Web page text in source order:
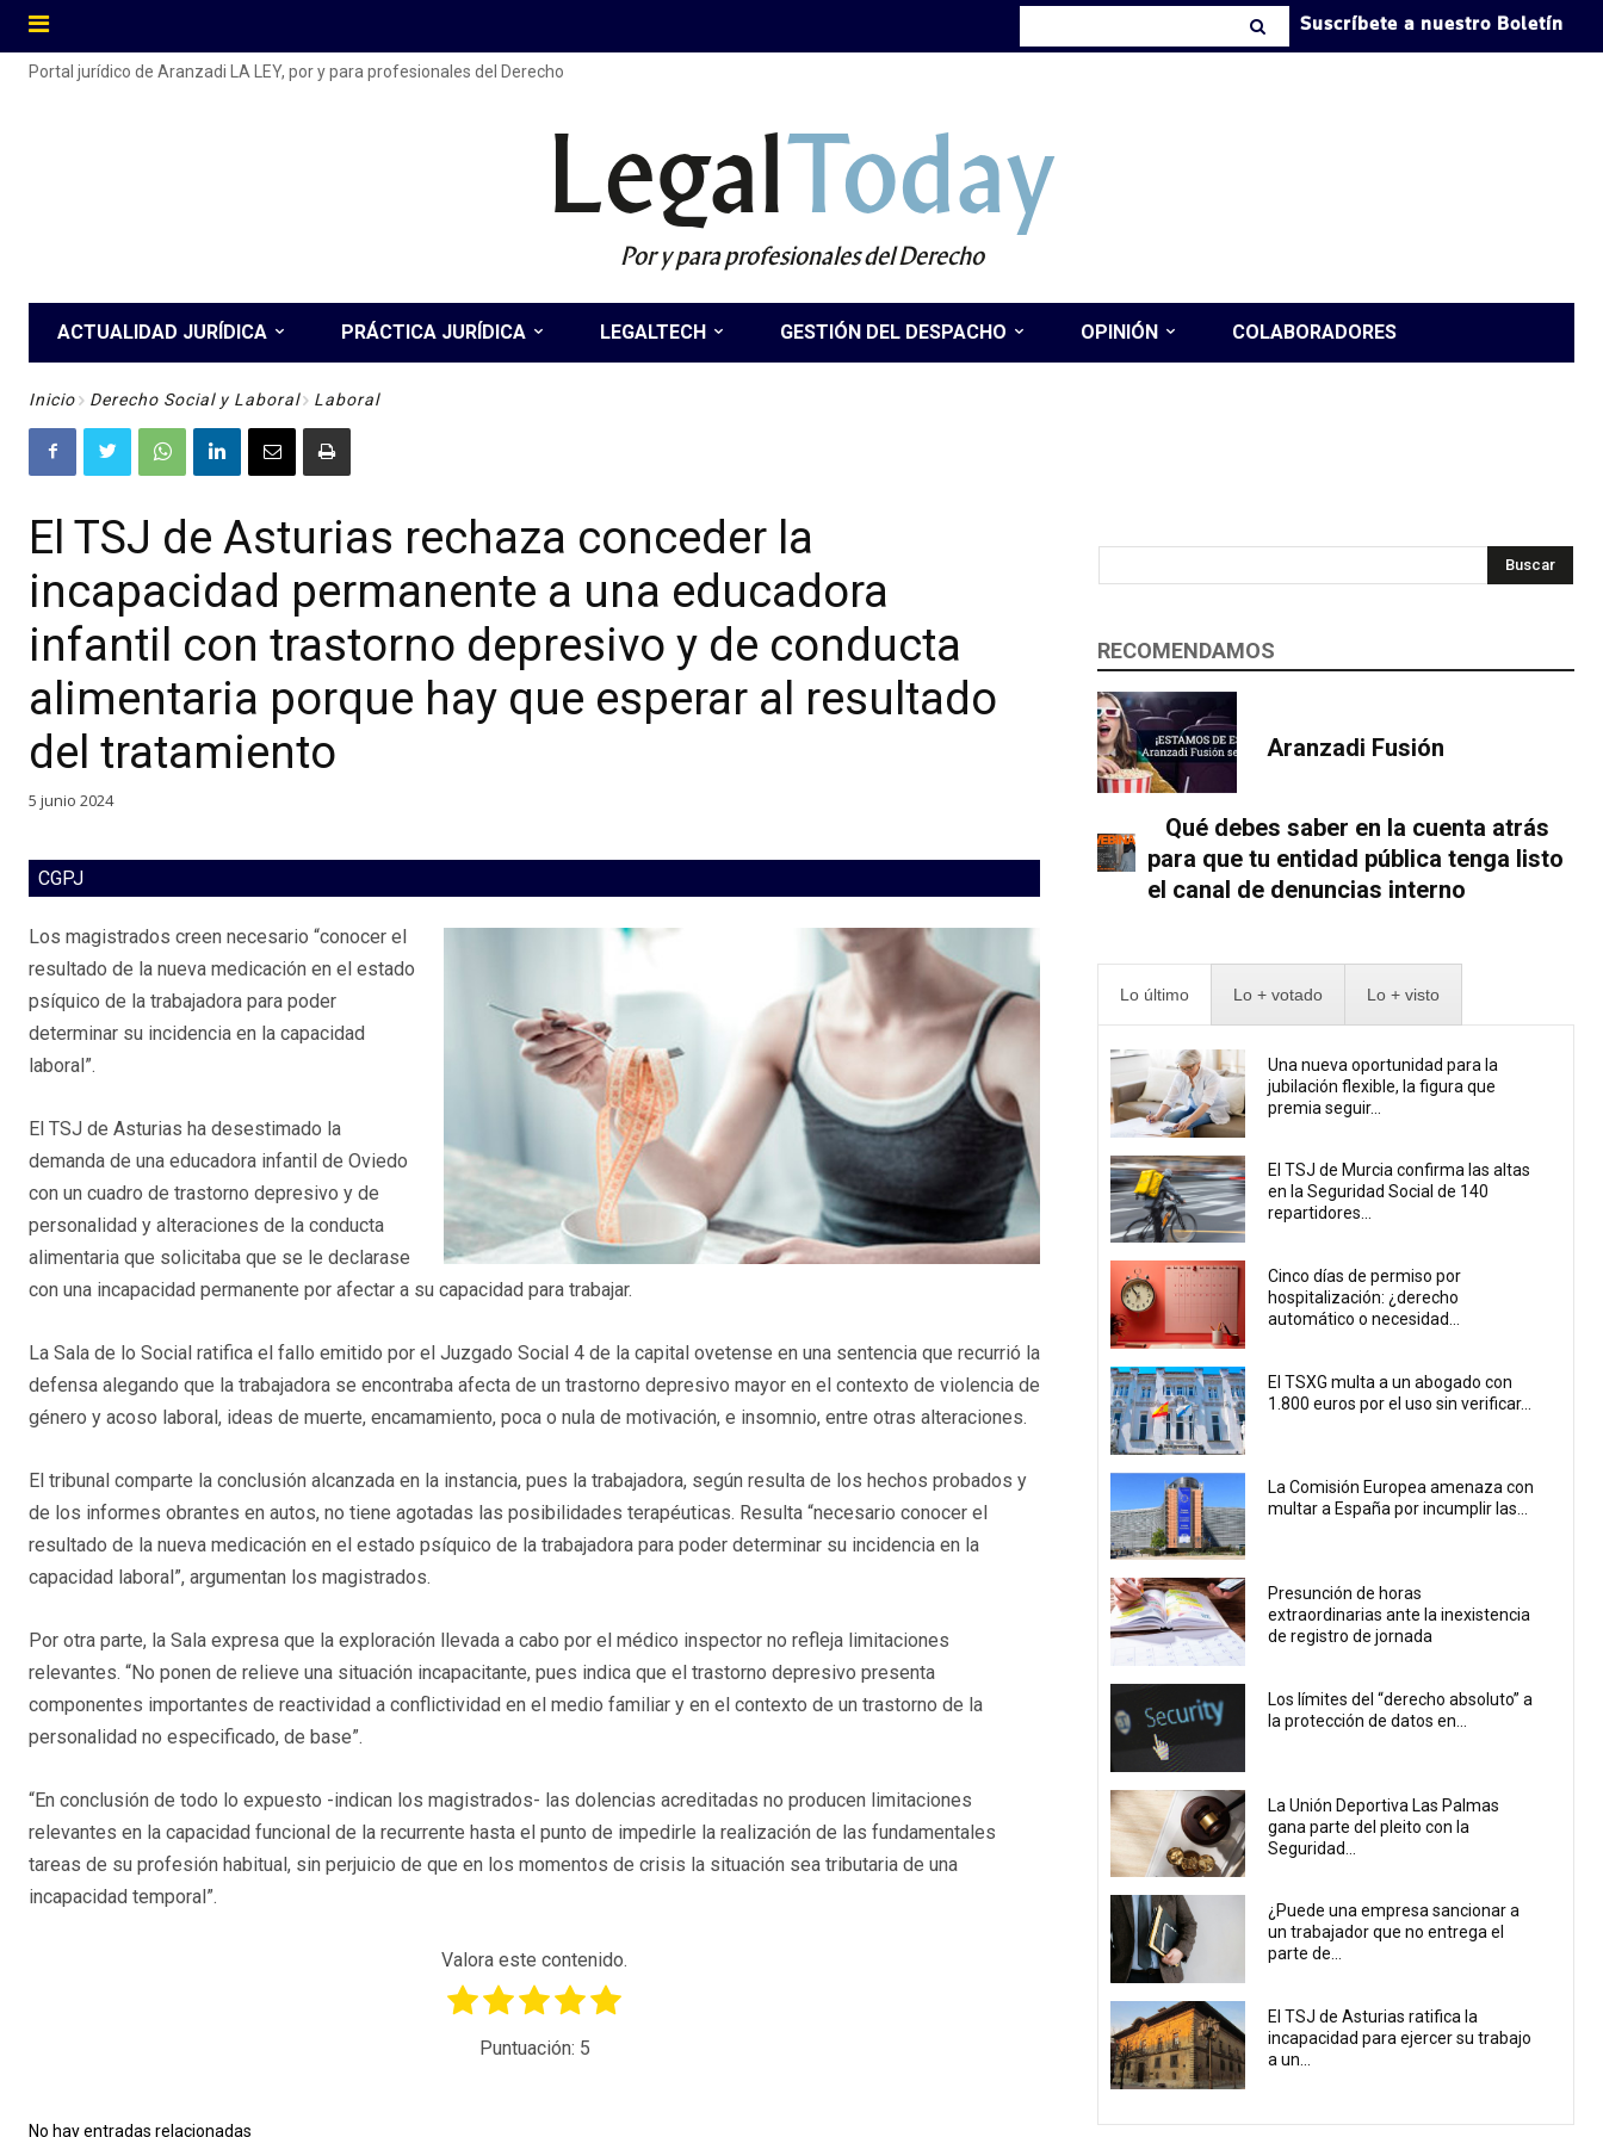
Suscríbete a nuestro Boletín
Portal jurídico de Aranzadi LA LEY, por y para profesionales del Derecho
LegalToday
Por y para profesionales del Derecho
ACTUALIDAD JURÍDICA PRÁCTICA JURÍDICA LEGALTECH GESTIÓN DEL DESPACHO OPINIÓN COLABORADORES
Inicio Derecho Social y Laboral Laboral
El TSJ de Asturias rechaza conceder la
incapacidad permanente a una educadora
infantil con trastorno depresivo y de conducta
alimentaria porque hay que esperar al resultado
del tratamiento
5 junio 2024
CGPJ
Los magistrados creen necesario “conocer el
resultado de la nueva medicación en el estado
psíquico de la trabajadora para poder
determinar su incidencia en la capacidad
laboral”.
El TSJ de Asturias ha desestimado la
demanda de una educadora infantil de Oviedo
con un cuadro de trastorno depresivo y de
personalidad y alteraciones de la conducta
alimentaria que solicitaba que se le declarase
con una incapacidad permanente por afectar a su capacidad para trabajar.
La Sala de lo Social ratifica el fallo emitido por el Juzgado Social 4 de la capital ovetense en una sentencia que recurrió la
defensa alegando que la trabajadora se encontraba afecta de un trastorno depresivo mayor en el contexto de violencia de
género y acoso laboral, ideas de muerte, encamamiento, poca o nula de motivación, e insomnio, entre otras alteraciones.
El tribunal comparte la conclusión alcanzada en la instancia, pues la trabajadora, según resulta de los hechos probados y
de los informes obrantes en autos, no tiene agotadas las posibilidades terapéuticas. Resulta “necesario conocer el
resultado de la nueva medicación en el estado psíquico de la trabajadora para poder determinar su incidencia en la
capacidad laboral”, argumentan los magistrados.
Por otra parte, la Sala expresa que la exploración llevada a cabo por el médico inspector no refleja limitaciones
relevantes. “No ponen de relieve una situación incapacitante, pues indica que el trastorno depresivo presenta
componentes importantes de reactividad a conflictividad en el medio familiar y en el contexto de un trastorno de la
personalidad no especificado, de base”.
“En conclusión de todo lo expuesto -indican los magistrados- las dolencias acreditadas no producen limitaciones
relevantes en la capacidad funcional de la recurrente hasta el punto de impedirle la realización de las fundamentales
tareas de su profesión habitual, sin perjuicio de que en los momentos de crisis la situación sea tributaria de una
incapacidad temporal”.
Valora este contenido.
Puntuación: 5
No hay entradas relacionadas
Buscar
RECOMENDAMOS
Aranzadi Fusión
Qué debes saber en la cuenta atrás
para que tu entidad pública tenga listo
el canal de denuncias interno
Lo último Lo + votado Lo + visto
Una nueva oportunidad para la
jubilación flexible, la figura que
premia seguir...
El TSJ de Murcia confirma las altas
en la Seguridad Social de 140
repartidores...
Cinco días de permiso por
hospitalización: ¿derecho
automático o necesidad...
El TSXG multa a un abogado con
1.800 euros por el uso sin verificar...
La Comisión Europea amenaza con
multar a España por incumplir las...
Presunción de horas
extraordinarias ante la inexistencia
de registro de jornada
Los límites del “derecho absoluto” a
la protección de datos en...
La Unión Deportiva Las Palmas
gana parte del pleito con la
Seguridad...
¿Puede una empresa sancionar a
un trabajador que no entrega el
parte de...
El TSJ de Asturias ratifica la
incapacidad para ejercer su trabajo
a un...